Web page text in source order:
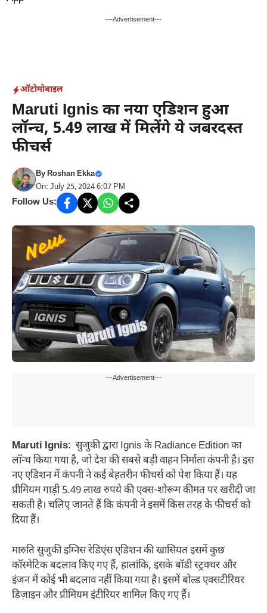
Skip
---Advertisement---
ऑटोमोबाइल
Maruti Ignis का नया एडिशन हुआ
लॉन्च, 5.49 लाख में मिलेंगे ये जबरदस्त
फीचर्स
ByRoshan Ekka
On: July 25, 2024 6:07 PM
Follow Us:
---Advertisement---
Maruti Ignis: सुजुकी द्वारा Ignis के Radiance Edition का
लॉन्च किया गया है, जो देश की सबसे बड़ी वाहन निर्माता कंपनी है। इस
नए एडिशन में कंपनी ने कई बेहतरीन फीचर्स को पेश किया हैं। यह
प्रीमियम गाड़ी 5.49 लाख रुपये की एक्स-शोरूम कीमत पर खरीदी जा
सकती है। चलिए जानते हैं कि कंपनी ने इसमें किस तरह के फीचर्स को
दिया हैं।
मारुति सुजुकी इग्निस रेडिएंस एडिशन की खासियत इसमें कुछ
कॉस्मेटिक बदलाव किए गए हैं, हालांकि, इसके बॉडी स्ट्रक्चर और
इंजन में कोई भी बदलाव नहीं किया गया है। इसमें बोल्ड एक्सटीरियर
डिज़ाइन और प्रीमियम इंटीरियर शामिल किए गए हैं।